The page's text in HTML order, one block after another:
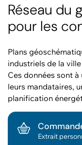
Réseau du
pour les
Plans
industriels de la
Ces données sont
leurs mandataires,
planification
Extrait